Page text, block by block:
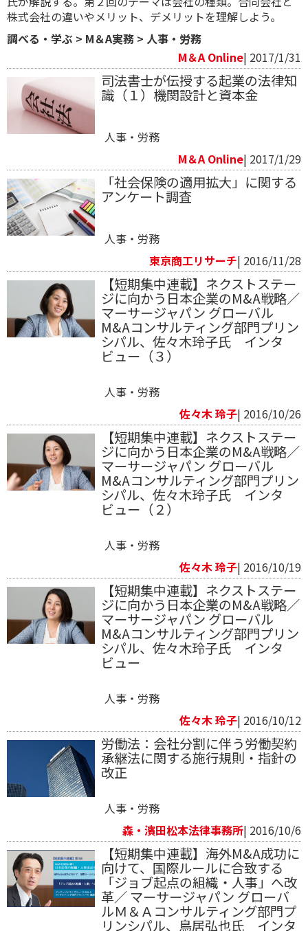
株式会社の違いやメリット、デメリットを理解しよう。
調べる・学ぶ > M＆A実務 > 人事・労務
M＆A Online| 2017/1/31
司法書士が伝授する起業の法律知
識（１）機関設計と資本金
人事・労務
M＆A Online| 2017/1/29
「社会保険の適用拡大」に関する
アンケート調査
人事・労務
東京商工リサーチ| 2016/11/28
【短期集中連載】ネクストステー
ジに向かう日本企業のM&A戦略／
マーサージャパン グローバル
M&Aコンサルティング部門プリン
シパル、佐々木玲子氏 インタ
ビュー（３）
人事・労務
佐々木 玲子| 2016/10/26
【短期集中連載】ネクストステー
ジに向かう日本企業のM&A戦略／
マーサージャパン グローバル
M&Aコンサルティング部門プリン
シパル、佐々木玲子氏 インタ
ビュー（２）
人事・労務
佐々木 玲子| 2016/10/19
【短期集中連載】ネクストステー
ジに向かう日本企業のM&A戦略／
マーサージャパン グローバル
M&Aコンサルティング部門プリン
シパル、佐々木玲子氏 インタ
ビュー
人事・労務
佐々木 玲子| 2016/10/12
労働法：会社分割に伴う労働契約
承継法に関する施行規則・指針の
改正
人事・労務
森・濱田松本法律事務所| 2016/10/6
【短期集中連載】海外M&A成功に
向けて、国際ルールに合致する
「ジョブ起点の組織・人事」へ改
革／ マーサージャパン グローバ
ルＭ＆Ａコンサルティング部門プ
リンシパル、鳥居弘也氏 インタ